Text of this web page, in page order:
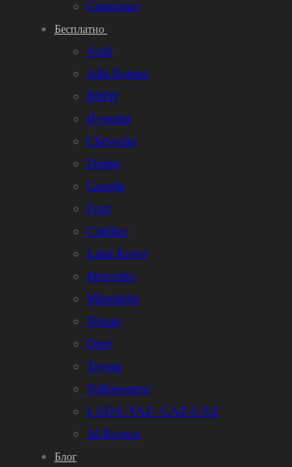
Самосвал
Бесплатно
Audi
Alfa Romeo
BMW
Hyundai
Chevrolet
Dodge
Gazelle
Ford
Cadillac
Land Rover
Mercedes
Mitsubishi
Nissan
Opel
Toyota
Volkswagen
LADA-VAZ- GAZ-UAZ
3d Колеса
Блог